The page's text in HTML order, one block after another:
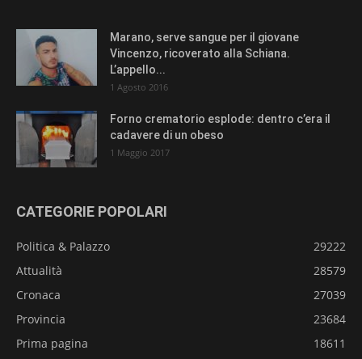
Marano, serve sangue per il giovane
Vincenzo, ricoverato alla Schiana.
L’appello...
1 Agosto 2016
Forno crematorio esplode: dentro c’era il
cadavere di un obeso
1 Maggio 2017
CATEGORIE POPOLARI
Politica & Palazzo
29222
Attualità
28579
Cronaca
27039
Provincia
23684
Prima pagina
18611